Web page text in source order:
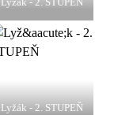
Lyžák - 2. STUPEŇ
Lyžák - 2. STUPEŇ